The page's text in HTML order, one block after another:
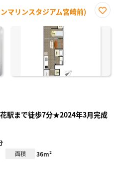
マリンスタジアム宮崎前)
に入
花駅まで徒歩7分★2024年3月完成
面積 36m²